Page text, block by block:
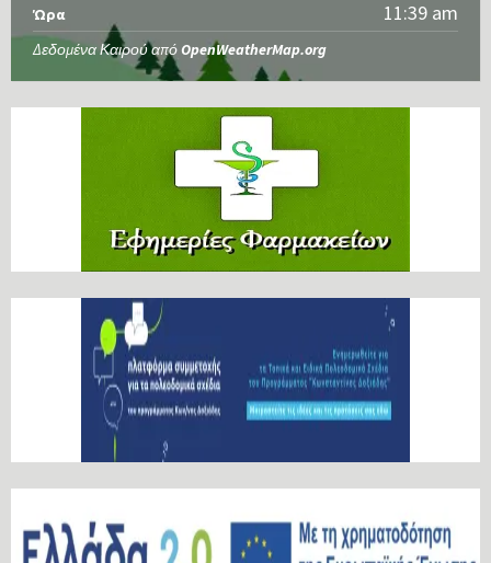
Ώρα 11:39 am
Δεδομένα Καιρού από OpenWeatherMap.org